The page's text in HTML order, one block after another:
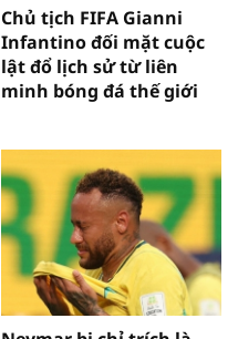
Chủ tịch FIFA Gianni
Infantino đối mặt cuộc
lật đổ lịch sử từ liên
minh bóng đá thế giới